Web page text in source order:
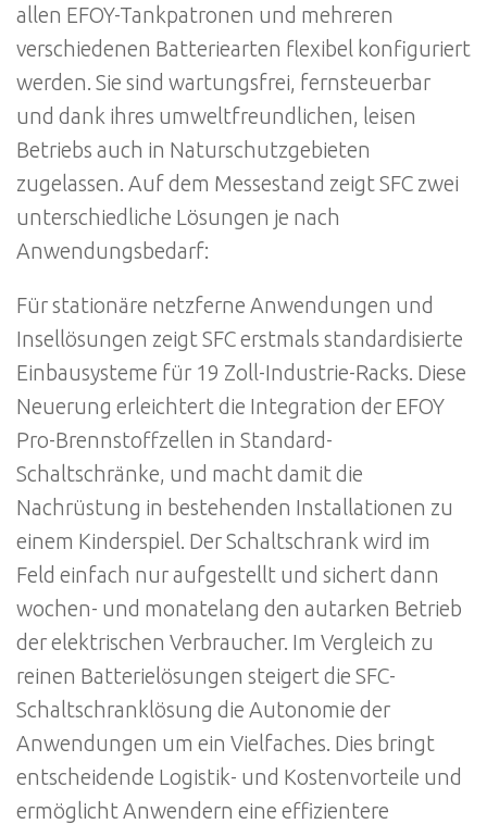
allen EFOY-Tankpatronen und mehreren
verschiedenen Batteriearten flexibel konfiguriert
werden. Sie sind wartungsfrei, fernsteuerbar
und dank ihres umweltfreundlichen, leisen
Betriebs auch in Naturschutzgebieten
zugelassen. Auf dem Messestand zeigt SFC zwei
unterschiedliche Lösungen je nach
Anwendungsbedarf:
Für stationäre netzferne Anwendungen und
Insellösungen zeigt SFC erstmals standardisierte
Einbausysteme für 19 Zoll-Industrie-Racks. Diese
Neuerung erleichtert die Integration der EFOY
Pro-Brennstoffzellen in Standard-
Schaltschränke, und macht damit die
Nachrüstung in bestehenden Installationen zu
einem Kinderspiel. Der Schaltschrank wird im
Feld einfach nur aufgestellt und sichert dann
wochen- und monatelang den autarken Betrieb
der elektrischen Verbraucher. Im Vergleich zu
reinen Batterielösungen steigert die SFC-
Schaltschranklösung die Autonomie der
Anwendungen um ein Vielfaches. Dies bringt
entscheidende Logistik- und Kostenvorteile und
ermöglicht Anwendern eine effizientere